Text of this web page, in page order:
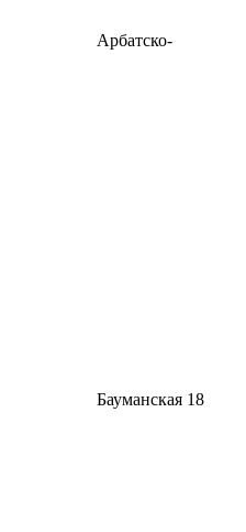
Арбатско-
Бауманская 18